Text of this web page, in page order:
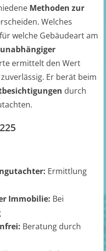
Methoden zur
Welches
für welche Gebäudeart am
unabhängiger
ermittelt den Wert
Er berät beim
durch
Ermittlung
Immobilie: Bei
Beratung durch